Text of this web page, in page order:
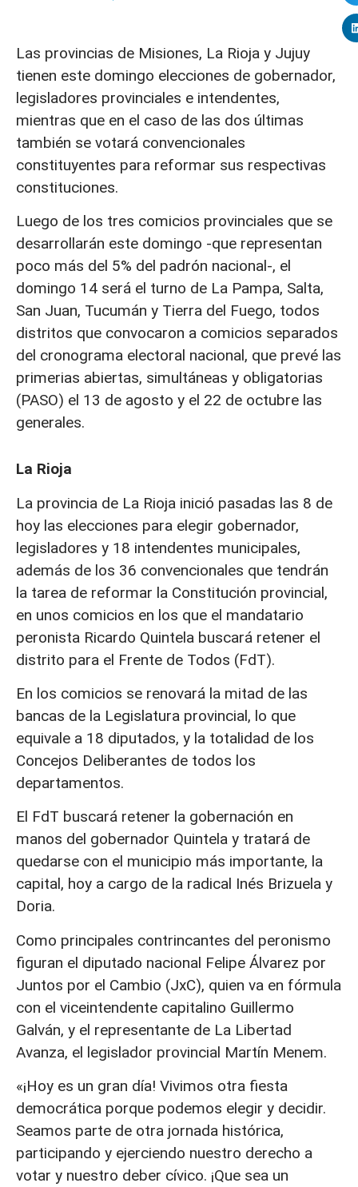
Las provincias de Misiones, La Rioja y Jujuy
tienen este domingo elecciones de gobernador,
legisladores provinciales e intendentes,
mientras que en el caso de las dos últimas
también se votará convencionales
constituyentes para reformar sus respectivas
constituciones.
Luego de los tres comicios provinciales que se
desarrollarán este domingo -que representan
poco más del 5% del padrón nacional-, el
domingo 14 será el turno de La Pampa, Salta,
San Juan, Tucumán y Tierra del Fuego, todos
distritos que convocaron a comicios separados
del cronograma electoral nacional, que prevé las
primerias abiertas, simultáneas y obligatorias
(PASO) el 13 de agosto y el 22 de octubre las
generales.
La Rioja
La provincia de La Rioja inició pasadas las 8 de
hoy las elecciones para elegir gobernador,
legisladores y 18 intendentes municipales,
además de los 36 convencionales que tendrán
la tarea de reformar la Constitución provincial,
en unos comicios en los que el mandatario
peronista Ricardo Quintela buscará retener el
distrito para el Frente de Todos (FdT).
En los comicios se renovará la mitad de las
bancas de la Legislatura provincial, lo que
equivale a 18 diputados, y la totalidad de los
Concejos Deliberantes de todos los
departamentos.
El FdT buscará retener la gobernación en
manos del gobernador Quintela y tratará de
quedarse con el municipio más importante, la
capital, hoy a cargo de la radical Inés Brizuela y
Doria.
Como principales contrincantes del peronismo
figuran el diputado nacional Felipe Álvarez por
Juntos por el Cambio (JxC), quien va en fórmula
con el viceintendente capitalino Guillermo
Galván, y el representante de La Libertad
Avanza, el legislador provincial Martín Menem.
«¡Hoy es un gran día! Vivimos otra fiesta
democrática porque podemos elegir y decidir.
Seamos parte de otra jornada histórica,
participando y ejerciendo nuestro derecho a
votar y nuestro deber cívico. ¡Que sea un